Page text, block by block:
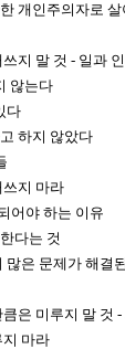
개인주의자로 살
지 말 것 - 일과
않는다
다
하지 않았다
지 마라
어야 하는 이유
다는 것
많은 문제가 해결
은 미루지 말 것
마라